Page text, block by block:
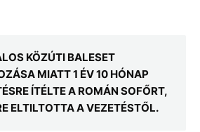
KÖZÚTI BALESET
MIATT 1 ÉV 10 HÓNAP
ÍTÉLTE A ROMÁN SOFŐRT,
ELTILTOTTA A VEZETÉSTŐL.